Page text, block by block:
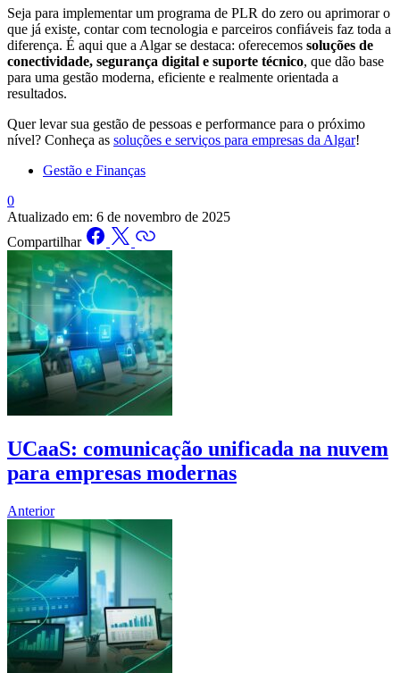
Seja para implementar um programa de PLR do zero ou aprimorar o
que já existe, contar com tecnologia e parceiros confiáveis faz toda a
diferença. É aqui que a Algar se destaca: oferecemos soluções de
conectividade, segurança digital e suporte técnico, que dão base
para uma gestão moderna, eficiente e realmente orientada a
resultados.
Quer levar sua gestão de pessoas e performance para o próximo
nível? Conheça as soluções e serviços para empresas da Algar!
Gestão e Finanças
0
Atualizado em: 6 de novembro de 2025
Compartilhar
UCaaS: comunicação unificada na nuvem
para empresas modernas
Anterior